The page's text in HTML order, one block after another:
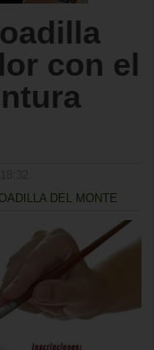
con el
DEL MONTE